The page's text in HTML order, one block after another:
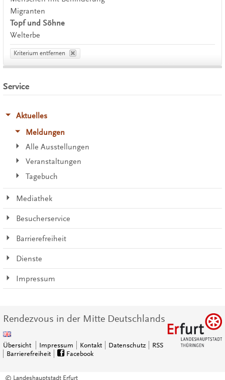
Migranten
Topf und Söhne
Welterbe
Kriterium entfernen
Service
Aktuelles
Meldungen
Alle Ausstellungen
Veranstaltungen
Tagebuch
Mediathek
Besucherservice
Barrierefreiheit
Dienste
Impressum
Rendezvous in der Mitte Deutschlands
Übersicht Impressum Kontakt Datenschutz
RSS
Barrierefreiheit
Facebook
© Landeshauptstadt Erfurt